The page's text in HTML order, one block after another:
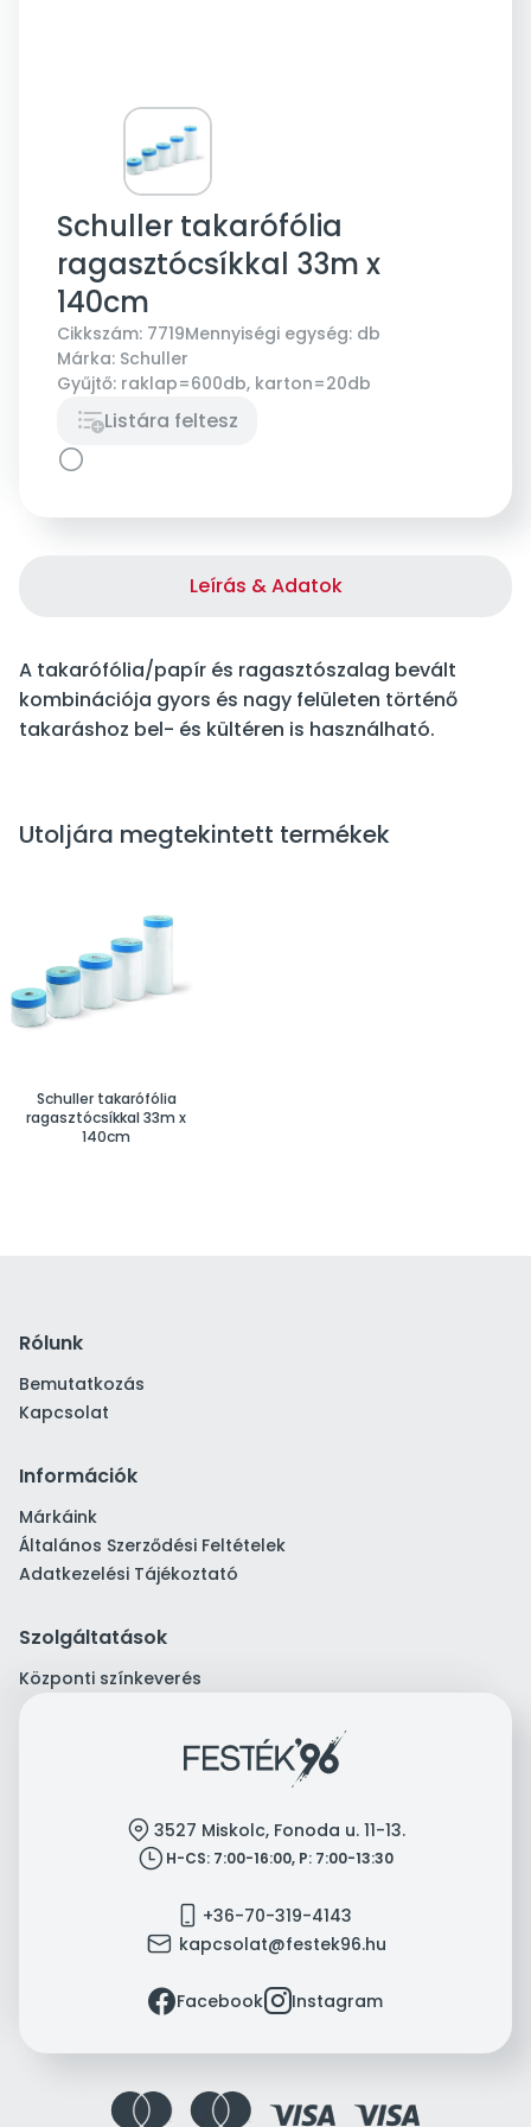
Schuller takarófólia
ragasztócsíkkal 33m x
140cm
Cikkszám: 7719Mennyiségi egység: db
Márka: Schuller
Gyűjtő: raklap=600db, karton=20db
Listára feltesz
Leírás & Adatok
A takarófólia/papír és ragasztószalag bevált
kombinációja gyors és nagy felületen történő
takaráshoz bel- és kültéren is használható.
Utoljára megtekintett termékek
Schuller takarófólia
ragasztócsíkkal 33m x
140cm
Rólunk
Bemutatkozás
Kapcsolat
Információk
Márkáink
Általános Szerződési Feltételek
Adatkezelési Tájékoztató
Szolgáltatások
Központi színkeverés
location 3527 Miskolc, Fonoda u. 11-13.
clock H-CS: 7:00-16:00, P: 7:00-13:30
mobile +36-70-319-4143
mail kapcsolat@festek96.hu
facebookFacebookinstagramInstagram